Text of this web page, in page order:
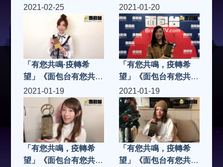
奬2020》「共鳴金
曲」J.Arie雷深如 -
《雙面哈菲》
奬2020》「共鳴金
曲」何雁詩 -《致有夢
想的人》
2021-02-25
「有您共鳴·疫轉希
望」《面包台有您共鳴
奬2020》「共鳴樂壇
新人」Vera廖貝瑩
2021-01-20
「有您共鳴，疫轉希
望」《面包台有您共鳴
奬2020》「共鳴樂壇
新人」張若希
2021-01-19
「有您共鳴，疫轉希
望」《面包台有您共鳴
2021-01-19
「有您共鳴，疫轉希
望」《面包台有您共鳴